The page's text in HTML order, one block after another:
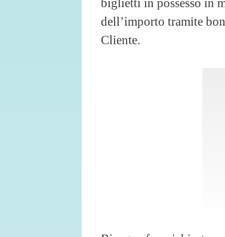
biglietti in possesso in
dell’importo tramite
Cliente.